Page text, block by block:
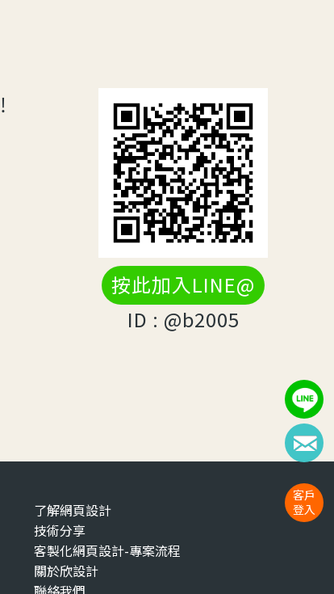
客戶
登入
按此加入LINE@
ID : @b2005
了解網頁設計
技術分享
客製化網頁設計-專案流程
關於欣設計